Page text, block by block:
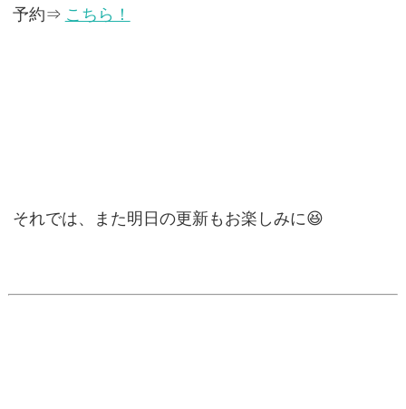
予約⇒ こちら！
それでは、また明日の更新もお楽しみに😆